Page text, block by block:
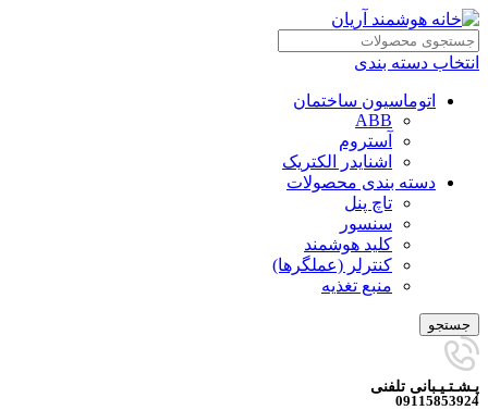
انتخاب دسته بندی
اتوماسیون ساختمان
ABB
آستروم
اشنایدر الکتریک
دسته بندی محصولات
تاچ پنل
سنسور
کلید هوشمند
کنترلر (عملگرها)
منبع تغذیه
جستجو
پـشـتـیـبانی تلفنی
09115853924